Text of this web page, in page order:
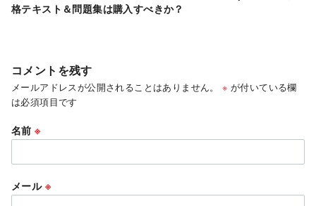
格テキスト＆問題集は購入すべきか？
コメントを残す
メールアドレスが公開されることはありません。 ※ が付いている欄
は必須項目です
名前※
メール ※